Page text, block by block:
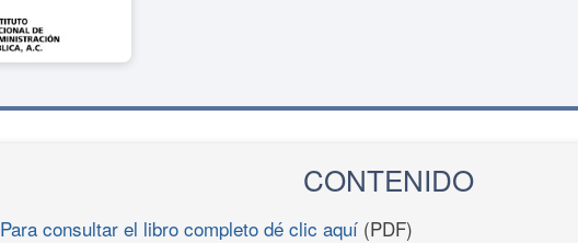
CONTENIDO
Para consultar el libro completo dé clic aquí (PDF)